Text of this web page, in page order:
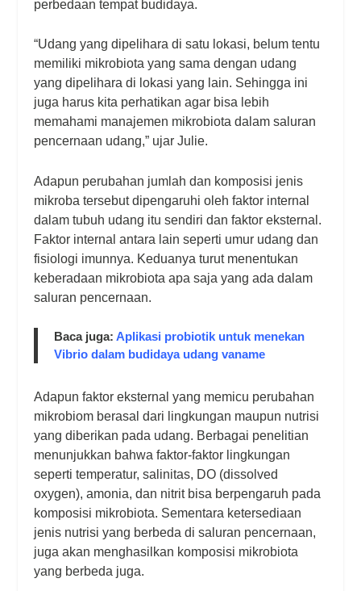
perbedaan tempat budidaya.
“Udang yang dipelihara di satu lokasi, belum tentu
memiliki mikrobiota yang sama dengan udang
yang dipelihara di lokasi yang lain. Sehingga ini
juga harus kita perhatikan agar bisa lebih
memahami manajemen mikrobiota dalam saluran
pencernaan udang,” ujar Julie.
Adapun perubahan jumlah dan komposisi jenis
mikroba tersebut dipengaruhi oleh faktor internal
dalam tubuh udang itu sendiri dan faktor eksternal.
Faktor internal antara lain seperti umur udang dan
fisiologi imunnya. Keduanya turut menentukan
keberadaan mikrobiota apa saja yang ada dalam
saluran pencernaan.
Baca juga:Aplikasi probiotik untuk menekan
Vibrio dalam budidaya udang vaname
Adapun faktor eksternal yang memicu perubahan
mikrobiom berasal dari lingkungan maupun nutrisi
yang diberikan pada udang. Berbagai penelitian
menunjukkan bahwa faktor-faktor lingkungan
seperti temperatur, salinitas, DO (dissolved
oxygen), amonia, dan nitrit bisa berpengaruh pada
komposisi mikrobiota. Sementara ketersediaan
jenis nutrisi yang berbeda di saluran pencernaan,
juga akan menghasilkan komposisi mikrobiota
yang berbeda juga.